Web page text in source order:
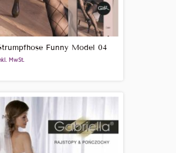
Funny Model 04
MwSt.